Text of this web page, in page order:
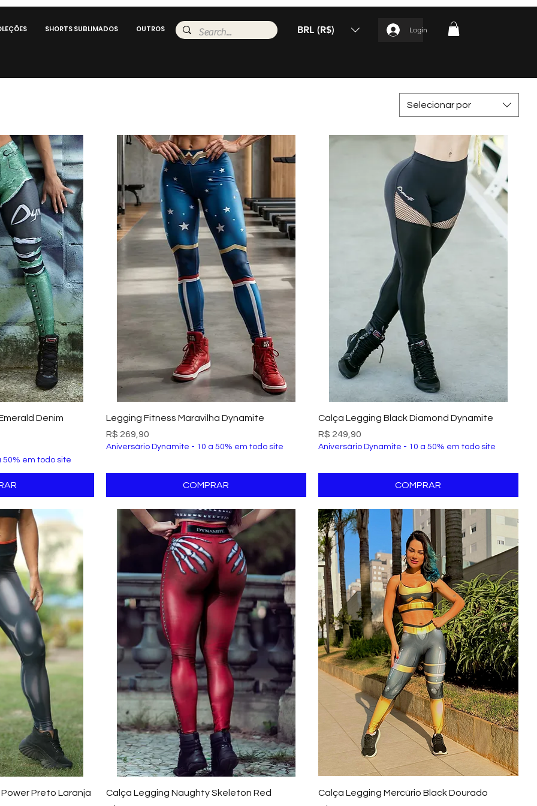
SHORTS SUBLIMADOS OUTROS BRL (R$) Login
Selecionar por
rápida Denim
50% em todo site
Visualização rápida
Legging Fitness Maravilha Dynamite
Preço
R$ 269,90
Aniversário Dynamite - 10 a 50% em todo site
COMPRAR
Visualização rápida
Calça Legging Black Diamond Dynamite
Preço
R$ 249,90
Aniversário Dynamite - 10 a 50% em todo site
COMPRAR
rápidaPreto Laranja
Visualização rápida
Calça Legging Naughty Skeleton Red
Visualização rápida
Calça Legging Mercúrio Black Dourado